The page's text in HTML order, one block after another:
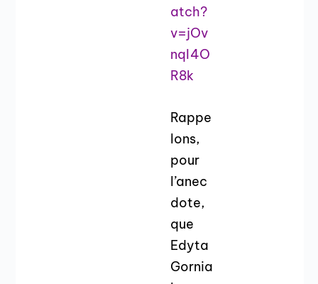
atch?
v=jOv
nqI4O
R8k
Rappe
lons,
pour
l’anec
dote,
que
Edyta
Gornia